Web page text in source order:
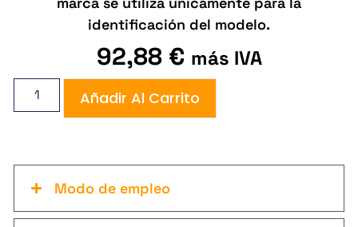
identificación del modelo.
92,88 € más IVA
Añadir Al Carrito
Modo de empleo